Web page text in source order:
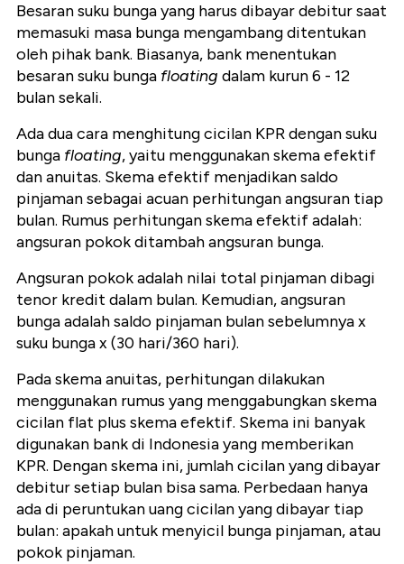
Besaran suku bunga yang harus dibayar debitur saat
memasuki masa bunga mengambang ditentukan
oleh pihak bank. Biasanya, bank menentukan
besaran suku bunga floating dalam kurun 6 - 12
bulan sekali.
Ada dua cara menghitung cicilan KPR dengan suku
bunga floating, yaitu menggunakan skema efektif
dan anuitas. Skema efektif menjadikan saldo
pinjaman sebagai acuan perhitungan angsuran tiap
bulan. Rumus perhitungan skema efektif adalah:
angsuran pokok ditambah angsuran bunga.
Angsuran pokok adalah nilai total pinjaman dibagi
tenor kredit dalam bulan. Kemudian, angsuran
bunga adalah saldo pinjaman bulan sebelumnya x
suku bunga x (30 hari/360 hari).
Pada skema anuitas, perhitungan dilakukan
menggunakan rumus yang menggabungkan skema
cicilan flat plus skema efektif. Skema ini banyak
digunakan bank di Indonesia yang memberikan
KPR. Dengan skema ini, jumlah cicilan yang dibayar
debitur setiap bulan bisa sama. Perbedaan hanya
ada di peruntukan uang cicilan yang dibayar tiap
bulan: apakah untuk menyicil bunga pinjaman, atau
pokok pinjaman.